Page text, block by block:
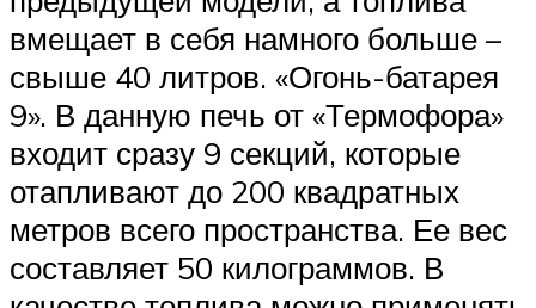
вмещает в себя намного больше –
свыше 40 литров. «Огонь-батарея
9». В данную печь от «Термофора»
входит сразу 9 секций, которые
отапливают до 200 квадратных
метров всего пространства. Ее вес
составляет 50 килограммов. В